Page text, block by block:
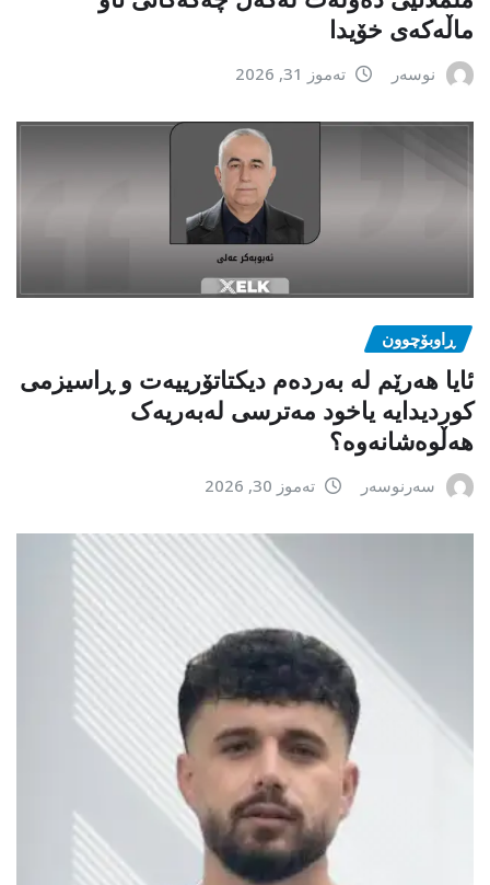
ماڵەکەی خۆیدا
نوسەر تەموز 31, 2026
ڕاوبۆچوون
ئایا هەرێم لە بەردەم دیکتاتۆرییەت و ڕاسیزمی
کوردیدایە یاخود مەترسی لەبەریەک
هەڵوەشانەوە؟
سەرنوسەر تەموز 30, 2026